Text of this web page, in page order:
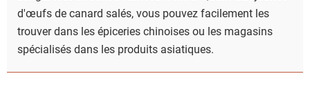
d'œufs de canard salés, vous pouvez facilement les
trouver dans les épiceries chinoises ou les magasins
spécialisés dans les produits asiatiques.